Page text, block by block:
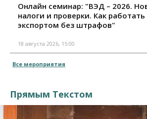
Онлайн семинар: "ВЭД – 2026.
налоги и проверки. Как
экспортом без штрафов"
18 августа 2026, 15:00
Все мероприятия
Прямым Текстом